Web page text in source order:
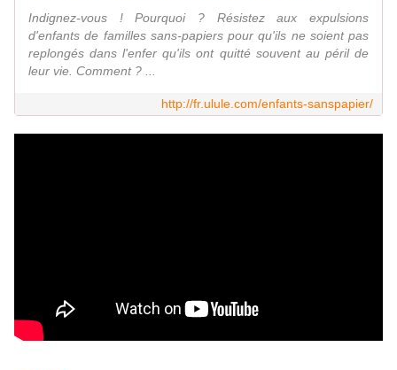
Indignez-vous ! Pourquoi ? Résistez aux expulsions
d'enfants de familles sans-papiers pour qu'ils ne soient pas
replongés dans l'enfer qu'ils ont quitté souvent au péril de
leur vie. Comment ? ...
http://fr.ulule.com/enfants-sanspapier/